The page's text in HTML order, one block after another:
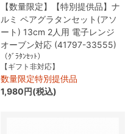
【数量限定】【特別提供品】ナ
ルミ ペアグラタンセット(アソ
ート) 13cm 2人用 電子レンジ
オーブン対応 (41797-33555)
（ｸﾞﾗﾀﾝｾｯﾄ）
【ギフト非対応】
数量限定特別提供品
1,980円(税込)